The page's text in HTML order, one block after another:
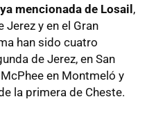
mencionada de Losail,
Jerez y en el Gran
han sido cuatro
de Jerez, en San
en Montmeló y
la primera de Cheste.